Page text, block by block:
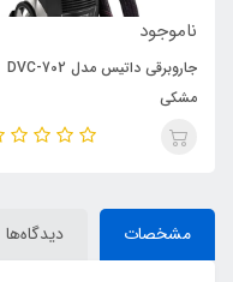
ناموجود
جاروبرقی داتیس مدل DVC-702
مشکی
مشخصات دیدگاه‌ها